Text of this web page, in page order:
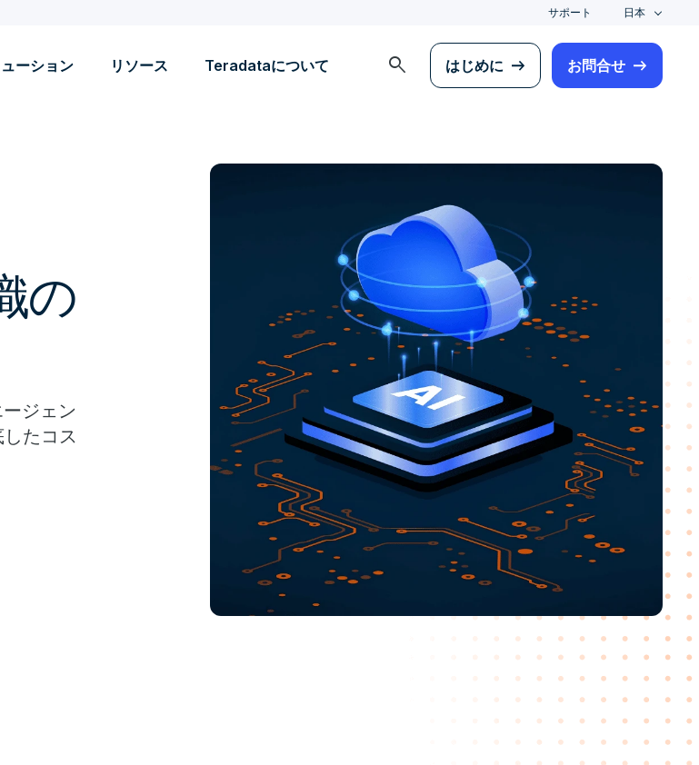
サポート 日本
ーション リソース Teradataについて search はじめに お問合せ
の
ジェン
たコス